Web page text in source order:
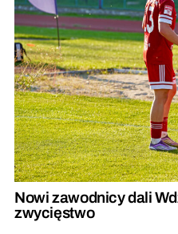
Nowi zawodnicy dali
zwycięstwo